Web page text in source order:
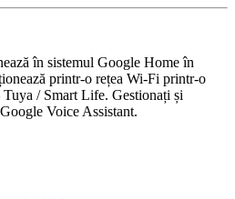
în sistemul Google Home în
printr-o rețea Wi-Fi printr-o
/ Smart Life. Gestionați și
Voice Assistant.